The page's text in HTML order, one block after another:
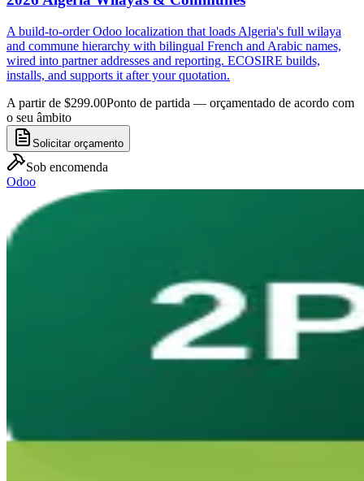
A build-to-order Odoo localization that loads Algeria's full wilaya
and commune hierarchy with bilingual French and Arabic names,
wired into partner addresses and reporting. ECOSIRE builds,
installs, and supports it after your quotation.
A partir de $299.00Ponto de partida — orçamentado de acordo com
o seu âmbito
Solicitar orçamento
Sob encomenda
Odoo